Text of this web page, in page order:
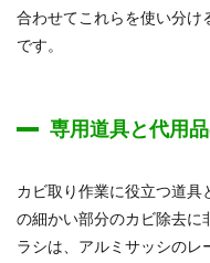
合わせてこれらを使い分け
です。
専用道具と代用
カビ取り作業に役立つ道具
の細かい部分のカビ除去に
ラシは、アルミサッシの